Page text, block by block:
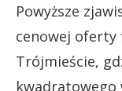
Powyższe
cenowej oferty
Trójmieście,
kwadratowego